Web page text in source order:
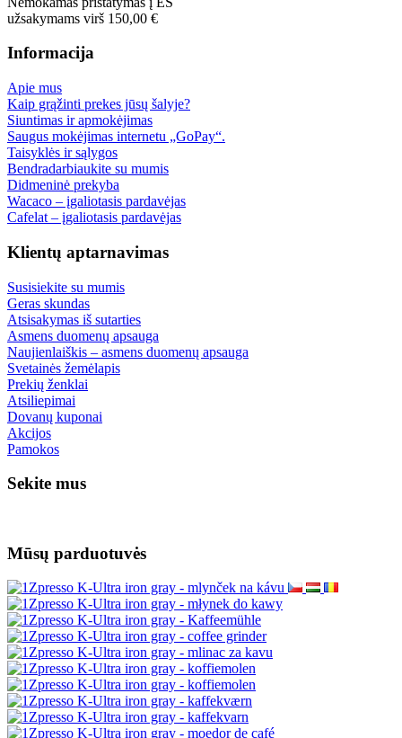
užsakymams virš 150,00 €
Informacija
Apie mus
Kaip grąžinti prekes jūsų šalyje?
Siuntimas ir apmokėjimas
Saugus mokėjimas internetu „GoPay“.
Taisyklės ir sąlygos
Bendradarbiaukite su mumis
Didmeninė prekyba
Wacaco – įgaliotasis pardavėjas
Cafelat – įgaliotasis pardavėjas
Klientų aptarnavimas
Susisiekite su mumis
Geras skundas
Atsisakymas iš sutarties
Asmens duomenų apsauga
Naujienlaiškis – asmens duomenų apsauga
Svetainės žemėlapis
Prekių ženklai
Atsiliepimai
Dovanų kuponai
Akcijos
Pamokos
Sekite mus
Mūsų parduotuvės